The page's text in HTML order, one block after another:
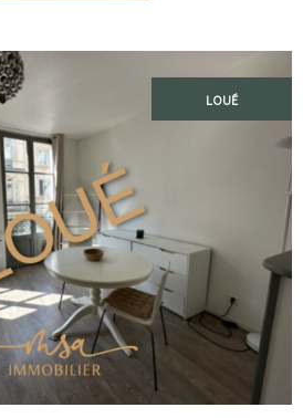
LOUÉ